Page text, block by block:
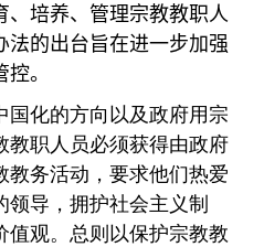
、培养、管理宗教教职人
法的出台旨在进一步加强
。
国化的方向以及政府用宗
教职人员必须获得由政府
教务活动，要求他们热爱
导，拥护社会主义制
值观。总则以保护宗教教